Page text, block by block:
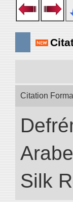
Citation
Silk